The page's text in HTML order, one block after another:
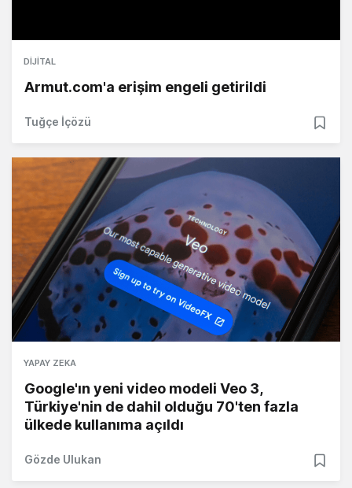
DIJITAL
Armut.com'a erişim engeli getirildi
Tuğçe İçözü
YAPAY ZEKA
Google'ın yeni video modeli Veo 3,
Türkiye'nin de dahil olduğu 70'ten fazla
ülkede kullanıma açıldı
Gözde Ulukan